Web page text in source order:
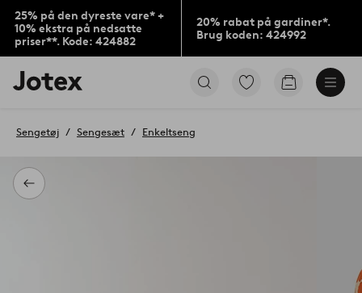
25% på den dyreste vare* +
10% ekstra på nedsatte
priser**. Kode: 424882
20% rabat på gardiner*.
Brug koden: 424992
Jotex
logo
til
Gå
Gå
Tilbage
Sengetøj Sengesæt Enkeltseng